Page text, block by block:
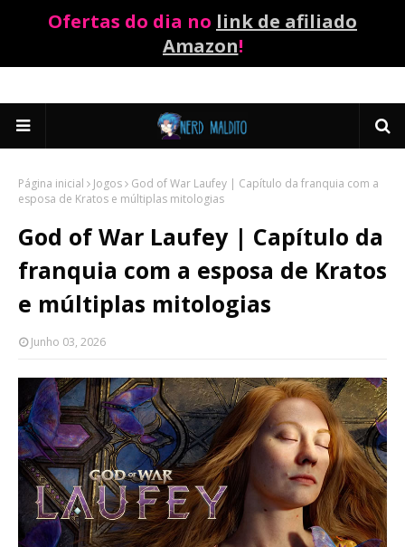
Ofertas do dia no link de afiliado
Amazon!
Página inicial Jogos
God of War Laufey | Capítulo da franquia com a
esposa de Kratos e múltiplas mitologias
God of War Laufey | Capítulo da
franquia com a esposa de Kratos
e múltiplas mitologias
Junho 03, 2026